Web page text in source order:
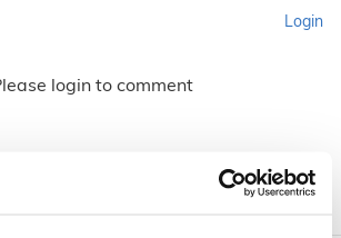
Login
login to comment